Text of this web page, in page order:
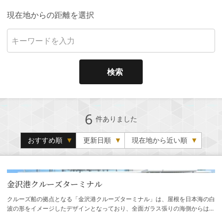
現在地からの距離を選択
検索
6 件ありました
おすすめ順 更新日順 現在地から近い順
金沢港クルーズターミナル
クルーズ船の拠点となる「金沢港クルーズターミナル」は、屋根を日本海の白
波の形をイメージしたデザインとなっており、全面ガラス張りの海側からは日